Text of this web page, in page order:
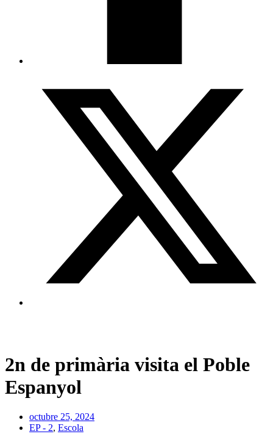
2n de primària visita el Poble
Espanyol
octubre 25, 2024
EP - 2, Escola